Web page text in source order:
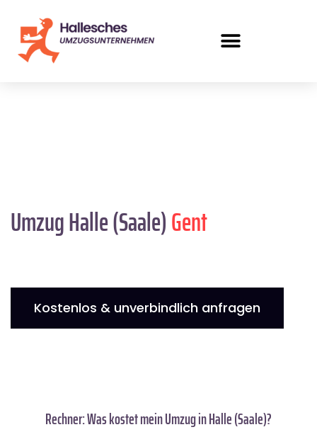
Umzug Halle (Saale)Gent
Kostenlos & unverbindlich anfragen
Rechner: Was kostet mein Umzug in Halle (Saale)?